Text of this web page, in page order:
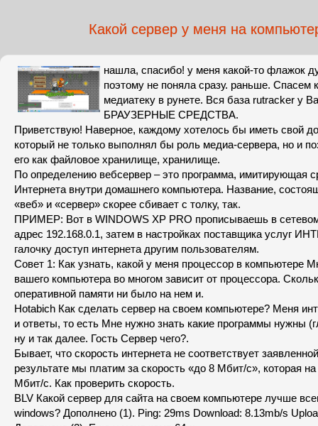
Какой сервер у меня на
нашла, спасибо! у меня какой-то флажок
поэтому не поняла сразу. раньше. Спасем
медиатеку в рунете. Вся база rutracker у
БРАУЗЕРНЫЕ СРЕДСТВА.
Приветствую! Наверное, каждому хотелось бы иметь свой
который не только выполнял бы роль медиа-сервера, но и
его как файловое хранилище, хранилище.
По определению вебсервер – это программа, имитирующая
Интернета внутри домашнего компьютера. Название,
«веб» и «сервер» скорее сбивает с толку, так.
ПРИМЕР: Вот в WINDOWS XP PRO прописываешь в
адрес 192.168.0.1, затем в настройках поставщика услуг
галочку доступ интернета другим пользователям.
Совет 1: Как узнать, какой у меня процессор в компьютере
вашего компьютера во многом зависит от процессора.
оперативной памяти ни было на нем и.
Hotabich Как сделать сервер на своем компьютере? Меня
и ответы, то есть Мне нужно знать какие программы нужны
ну и так далее. Гость Сервер чего?.
Бывает, что скорость интернета не соответствует
результате мы платим за скорость «до 8 Мбит/с», которая
Мбит/с. Как проверить скорость.
BLV Какой сервер для сайта на своем компьютере лучше
windows? Дополнено (1). Ping: 29ms Download: 8.13mb/s